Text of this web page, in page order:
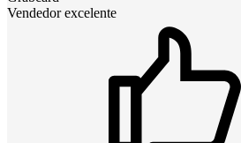
Vendedor excelente